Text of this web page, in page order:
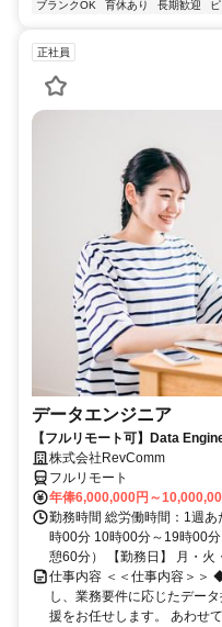
ブランクOK
育休あり 長期歓迎
正社員
データエンジニア
【フルリモート可】Data
株式会社RevComm
フルリモート
年俸6,000,000円～
勤務時間 総労働時間：1週
時00分 10時00分～19時00
憩60分） 【勤務日】 月・火
仕事内容 ＜＜仕事内容＞＞
し、業務要件に応じたデー
援をお任せします。 あわせ